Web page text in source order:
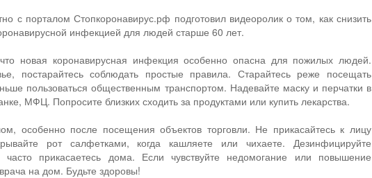
с порталом Стопкоронавирус.рф подготовил видеоролик о том, как снизить
инфекцией для людей старше 60 лет.
новая коронавирусная инфекция особенно опасна для пожилых людей.
постарайтесь соблюдать простые правила. Старайтесь реже посещать
пользоваться общественным транспортом. Надевайте маску и перчатки в
МФЦ. Попросите близких сходить за продуктами или купить лекарства.
особенно после посещения объектов торговли. Не прикасайтесь к лицу
рот салфетками, когда кашляете или чихаете. Дезинфицируйте
часто прикасаетесь дома. Если чувствуйте недомогание или повышение
на дом. Будьте здоровы!